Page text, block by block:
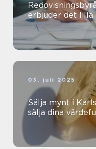
erbjuder det lilla
03. juli 2025
Sälja mynt i
sälja dina